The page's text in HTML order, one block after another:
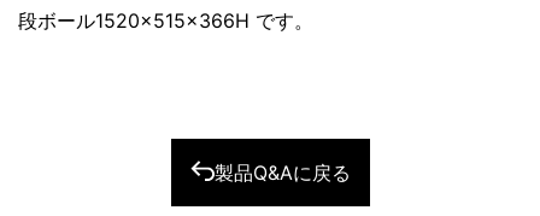
段ボール1520×515×366H です。
製品Q&Aに戻る